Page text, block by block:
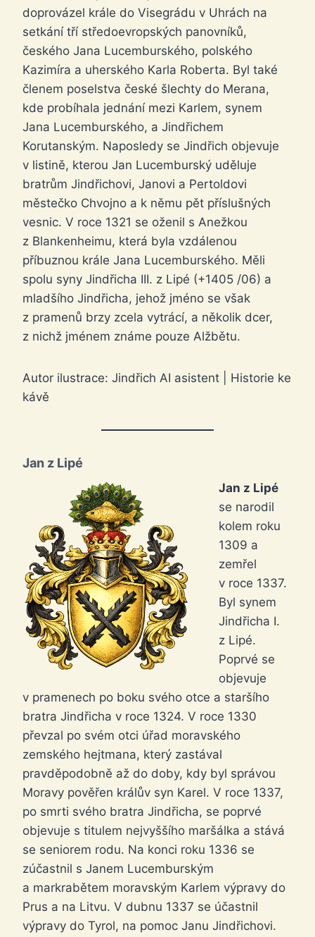
doprovázel krále do Visegrádu v Uhrách na
setkání tří středoevropských panovníků,
českého Jana Lucemburského, polského
Kazimíra a uherského Karla Roberta. Byl také
členem poselstva české šlechty do Merana,
kde probíhala jednání mezi Karlem, synem
Jana Lucemburského, a Jindřichem
Korutanským. Naposledy se Jindřich objevuje
v listině, kterou Jan Lucemburský uděluje
bratrům Jindřichovi, Janovi a Pertoldovi
městečko Chvojno a k němu pět příslušných
vesnic. V roce 1321 se oženil s Anežkou
z Blankenheimu, která byla vzdálenou
příbuznou krále Jana Lucemburského. Měli
spolu syny Jindřicha III. z Lipé (+1405 /06) a
mladšího Jindřicha, jehož jméno se však
z pramenů brzy zcela vytrácí, a několik dcer,
z nichž jménem známe pouze Alžbětu.
Autor ilustrace: Jindřich AI asistent | Historie ke
kávě
Jan z Lipé
Jan z Lipé
se narodil
kolem roku
1309 a
zemřel
v roce 1337.
Byl synem
Jindřicha I.
z Lipé.
Poprvé se
objevuje
v pramenech po boku svého otce a staršího
bratra Jindřicha v roce 1324. V roce 1330
převzal po svém otci úřad moravského
zemského hejtmana, který zastával
pravděpodobně až do doby, kdy byl správou
Moravy pověřen králův syn Karel. V roce 1337,
po smrti svého bratra Jindřicha, se poprvé
objevuje s titulem nejvyššího maršálka a stává
se seniorem rodu. Na konci roku 1336 se
zúčastnil s Janem Lucemburským
a markrabětem moravským Karlem výpravy do
Prus a na Litvu. V dubnu 1337 se účastnil
výpravy do Tyrol, na pomoc Janu Jindřichovi.